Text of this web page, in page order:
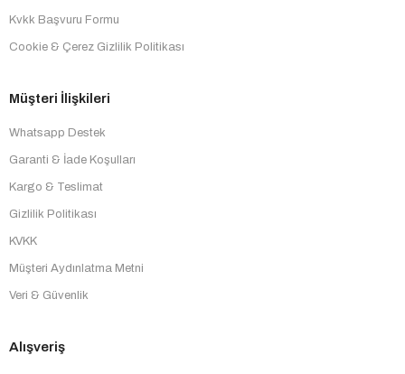
Kvkk Başvuru Formu
Cookie & Çerez Gizlilik Politikası
Müşteri İlişkileri
Whatsapp Destek
Garanti & İade Koşulları
Kargo & Teslimat
Gizlilik Politikası
KVKK
Müşteri Aydınlatma Metni
Veri & Güvenlik
Alışveriş